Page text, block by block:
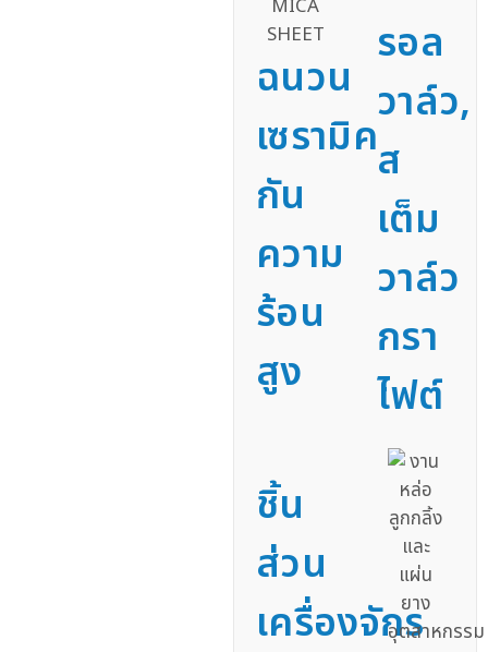
ฉนวน
เซรามิค
กัน
ความ
ร้อน
สูง
รอล
วาล์ว,
ส
เต็ม
วาล์ว
กรา
ไฟต์
ชิ้น
ส่วน
เครื่องจักร